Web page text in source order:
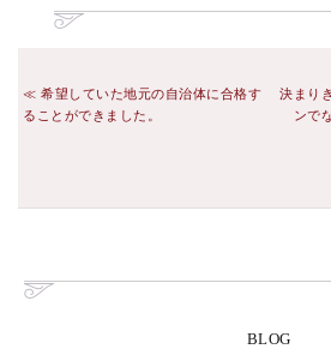
希望していた地元の自治体に合格す
ることができました。
決まり
ンで
BLOG